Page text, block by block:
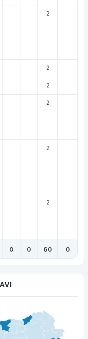
2
2
2
2
2
2
0 0 60 0